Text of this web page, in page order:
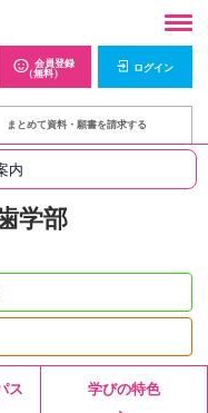
会員登録
（無料）
ログイン
まとめて資料・願書を請求する
内
学部
ス 学びの特色